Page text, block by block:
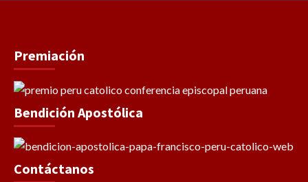
Premiación
Bendición Apostólica
Contáctanos